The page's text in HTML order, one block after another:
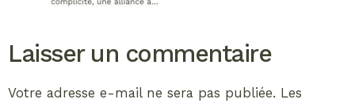
Laisser un commentaire
Votre adresse e-mail ne sera pas publiée. Les